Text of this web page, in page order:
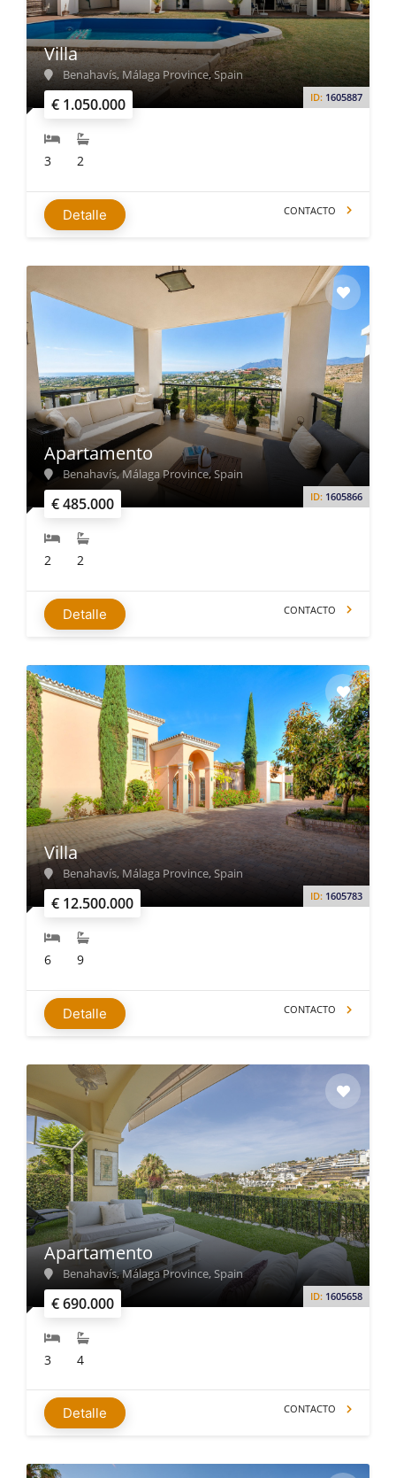
€ 1.050.000 ID: 1605887
Villa
Benahavís, Málaga Province, Spain
3 2
Detalle CONTACTO
€ 485.000 ID: 1605866
Apartamento
Benahavís, Málaga Province, Spain
2 2
Detalle CONTACTO
€ 12.500.000 ID: 1605783
Villa
Benahavís, Málaga Province, Spain
6 9
Detalle CONTACTO
€ 690.000 ID: 1605658
Apartamento
Benahavís, Málaga Province, Spain
3 4
Detalle CONTACTO